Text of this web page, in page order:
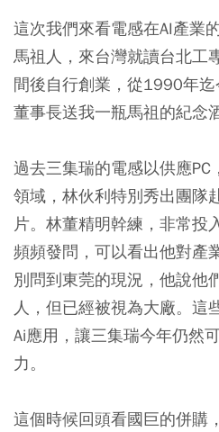
這次我們來看電感在AI產業
馬祖人，來台灣就讀台北工
間後自行創業，從1990年
董事長送我一瓶馬祖的紀念酒
過去三集瑞的電感以供應PC
領域，林伙利特別秀出團隊
片。林董精明幹練，非常投
頻頻發問，可以看出他對產
別問到東莞的現況，他說他
人，但已經被視為大廠。這
Ai應用，讓三集瑞今年仍然
力。
這個時候回頭看國巨的併購